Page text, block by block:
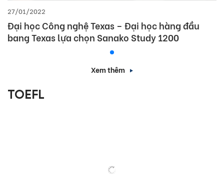
27/01/2022
Đại học Công nghệ Texas – Đại học hàng đầu
bang Texas lựa chọn Sanako Study 1200
Xem thêm
TOEFL